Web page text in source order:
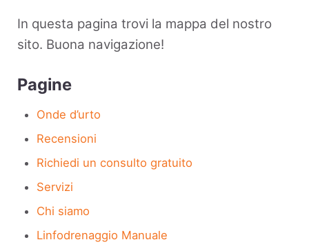
In questa pagina trovi la mappa del nostro
sito. Buona navigazione!
Pagine
Onde d’urto
Recensioni
Richiedi un consulto gratuito
Servizi
Chi siamo
Linfodrenaggio Manuale